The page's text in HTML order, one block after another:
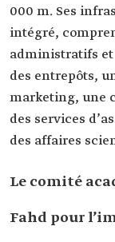
000 m. Ses
intégré,
administratifs
des entrepôts,
marketing, une
des services
des affaires
Le comité
Fahd pour